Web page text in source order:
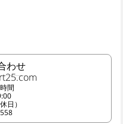
わせ
間
日）